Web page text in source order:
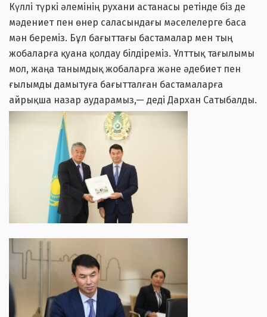
Күллі түркі әлемінің рухани астанасы ретінде біз де
мәдениет пен өнер саласындағы мәселелерге баса
мән береміз. Бұл бағыттағы бастамалар мен тың
жобаларға қуана қолдау білдіреміз. Ұлттық тағылымы
мол, жаңа танымдық жобаларға және әдебиет пен
ғылымды дамытуға бағытталған бастамаларға
айрықша назар аударамыз,— деді Дархан Сатыбалды.